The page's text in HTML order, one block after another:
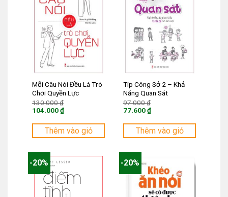
Mỗi Câu Nói Đều Là Trò
Chơi Quyền Lực
130.000₫
130.000 ₫.
104.000₫
hiện
là:
Thêm vào giỏ
Típ Công Sở 2 – Khả
Năng Quan Sát
97.000₫
97.000 ₫.
77.600₫
hiện
là:
Thêm vào giỏ
-20% -20%